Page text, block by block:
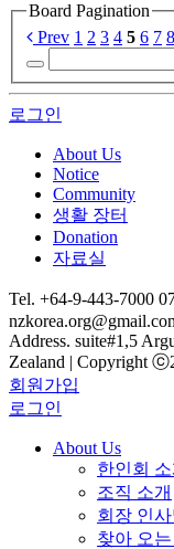
Board Pagination
Prev 1 2 3 4 5 6 7 8
로그인
About Us
Notice
Community
생활 장터
Donation
자료실
Tel. +64-9-443-7000
Address. suite#1,5
Zealand | Copyright
회원가입
로그인
About Us
한인회 소
조직 소개
회장 인
찾아 오는